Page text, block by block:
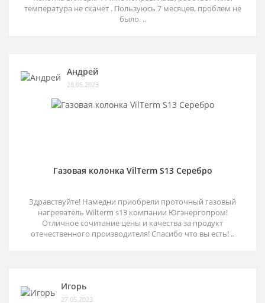
температура не скачет . Пользуюсь 7 месяцев, проблем не
было. ..
Андрей
28.05.2023
Газовая колонка VilTerm S13 Серебро
Здравствуйте! Намедни приобрели проточный газовый
нагреватель Wilterm s13 компании Югэнергопром!
Отличное сочитание цены и качества за продукт
отечественного производителя! Спасибо что вы есть! ..
Игорь
27.05.2023